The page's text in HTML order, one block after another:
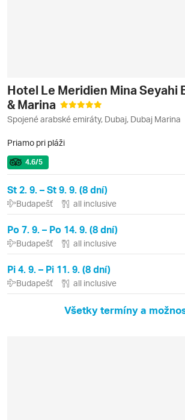
Hotel Le Meridien Mina Seyahi
& Marina
Spojené arabské emiráty, Dubaj, Dubaj Marina
Priamo pri pláži
4.6/5
St 2. 9. – St 9. 9. (8 dní)
Budapešť all inclusive
Po 7. 9. – Po 14. 9. (8 dní)
Budapešť all inclusive
Pi 4. 9. – Pi 11. 9. (8 dní)
Budapešť all inclusive
Všetky termíny a